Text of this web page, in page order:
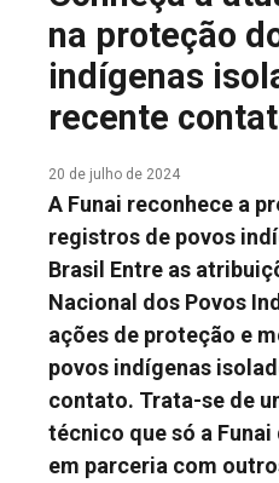
FALE CONOSCO
na proteção
indígenas
recente
20 de julho de 2024
A Funai reconhece a
registros de povos
Brasil Entre as
Nacional dos Povos
ações de proteção e
povos indígenas
contato. Trata-se de
técnico que só a Funai
em parceria com